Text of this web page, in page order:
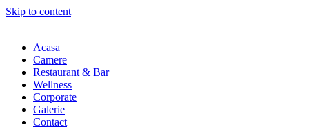
Skip to content
Acasa
Camere
Restaurant & Bar
Wellness
Corporate
Galerie
Contact